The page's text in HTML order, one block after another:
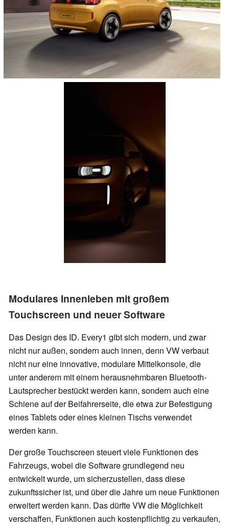
Modulares Innenleben mit großem
Touchscreen und neuer Software
Das Design des ID. Every1 gibt sich modern, und zwar
nicht nur außen, sondern auch innen, denn VW verbaut
nicht nur eine innovative, modulare Mittelkonsole, die
unter anderem mit einem herausnehmbaren Bluetooth-
Lautsprecher bestückt werden kann, sondern auch eine
Schiene auf der Beifahrerseite, die etwa zur Befestigung
eines Tablets oder eines kleinen Tischs verwendet
werden kann.
Der große Touchscreen steuert viele Funktionen des
Fahrzeugs, wobei die Software grundlegend neu
entwickelt wurde, um sicherzustellen, dass diese
zukunftssicher ist, und über die Jahre um neue Funktionen
erweitert werden kann. Das dürfte VW die Möglichkeit
verschaffen, Funktionen auch kostenpflichtig zu verkaufen,